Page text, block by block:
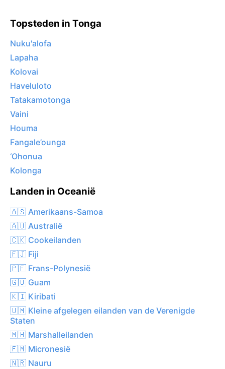
Topsteden in Tonga
Nuku'alofa
Lapaha
Kolovai
Haveluloto
Tatakamotonga
Vaini
Houma
Fangale’ounga
‘Ohonua
Kolonga
Landen in Oceanië
🇦🇸 Amerikaans-Samoa
🇦🇺 Australië
🇨🇰 Cookeilanden
🇫🇯 Fiji
🇵🇫 Frans-Polynesië
🇬🇺 Guam
🇰🇮 Kiribati
🇺🇲 Kleine afgelegen eilanden van de Verenigde
Staten
🇲🇭 Marshalleilanden
🇫🇲 Micronesië
🇳🇷 Nauru